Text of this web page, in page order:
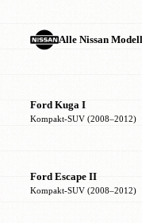
Alle Nissan
Ford Kuga I
Kompakt-SUV (2008–2012)
Ford Escape II
Kompakt-SUV (2008–2012)